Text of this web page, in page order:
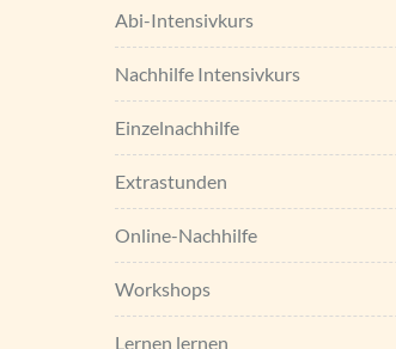
Abi-Intensivkurs
Nachhilfe Intensivkurs
Einzel­nachhilfe
Extrastunden
Online-Nachhilfe
Workshops
Lernen lernen